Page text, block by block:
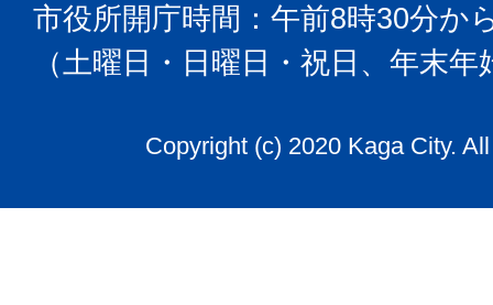
市役所開庁時間：午前8時30分か
（土曜日・日曜日・祝日、年末
Copyright (c) 2020 Kaga City.